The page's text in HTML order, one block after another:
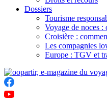
Dossiers
Tourisme
Voyage de noces :
Croisière :
Les compagnies
Europe : TGV et